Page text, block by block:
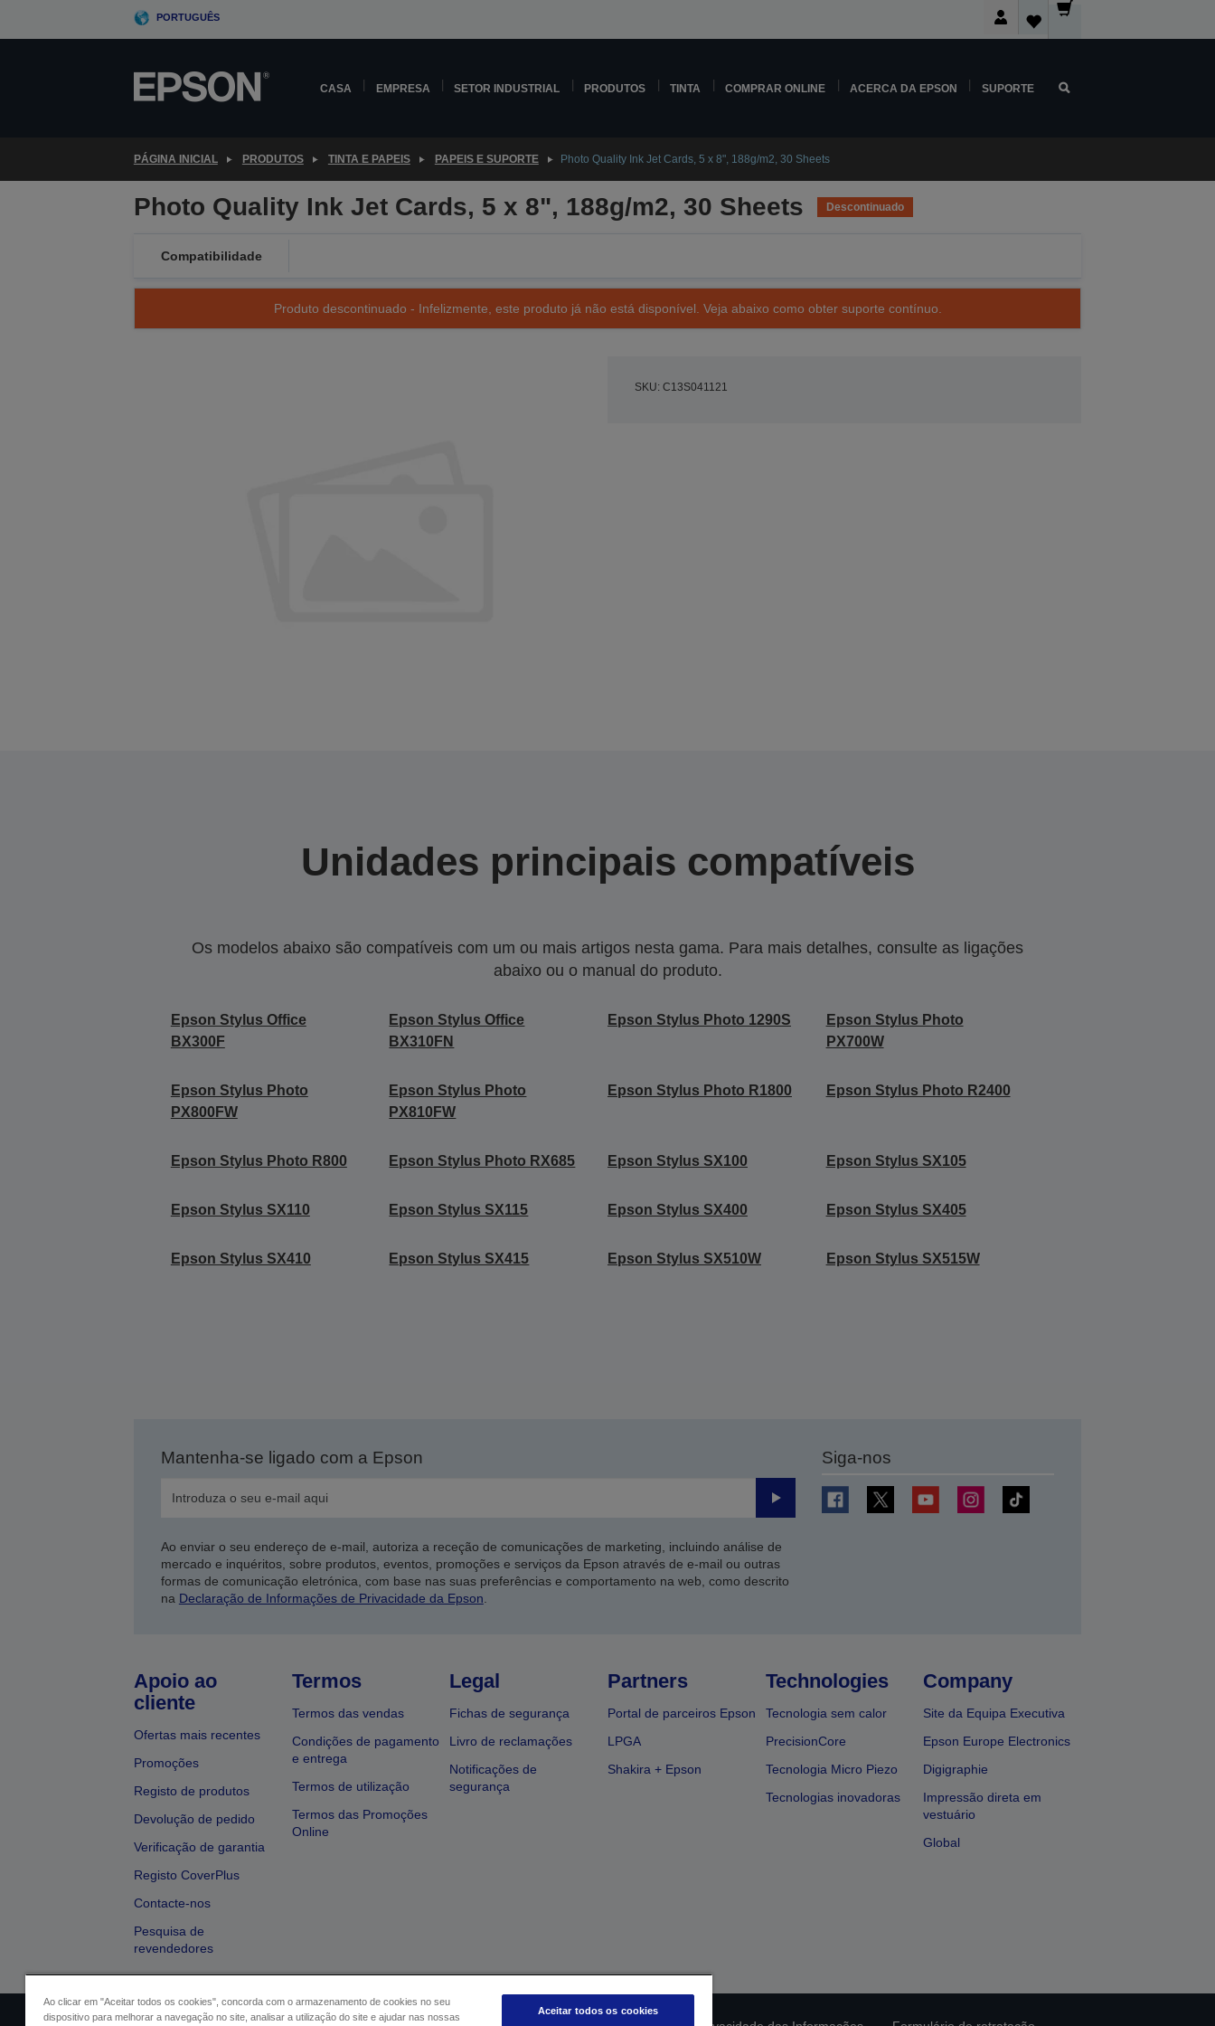
PORTUGUÊS
CASA EMPRESA SETOR INDUSTRIAL PRODUTOS TINTA COMPRAR ONLINE ACERCA DA EPSON SUPORTE
PÁGINA INICIAL PRODUTOS TINTA E PAPEIS PAPEIS E SUPORTE Photo Quality Ink Jet Cards, 5 x 8", 188g/m2, 30 Sheets
Photo Quality Ink Jet Cards, 5 x 8", 188g/m2, 30 Sheets Descontinuado
Compatibilidade
Produto descontinuado - Infelizmente, este produto já não está disponível. Veja abaixo como obter suporte contínuo.
SKU: C13S041121
Unidades principais compatíveis
Os modelos abaixo são compatíveis com um ou mais artigos nesta gama. Para mais detalhes, consulte as ligações
abaixo ou o manual do produto.
Epson Stylus Office
BX300F
Epson Stylus Office
BX310FN
Epson Stylus Photo 1290S
Epson Stylus Photo
PX700W
Epson Stylus Photo
PX800FW
Epson Stylus Photo
PX810FW
Epson Stylus Photo R1800 Epson Stylus Photo R2400
Epson Stylus Photo R800 Epson Stylus Photo RX685 Epson Stylus SX100 Epson Stylus SX105
Epson Stylus SX110 Epson Stylus SX115 Epson Stylus SX400 Epson Stylus SX405
Epson Stylus SX410 Epson Stylus SX415 Epson Stylus SX510W Epson Stylus SX515W
Mantenha-se ligado com a Epson
Enviar
Ao enviar o seu endereço de e-mail, autoriza a receção de comunicações de marketing, incluindo análise de
mercado e inquéritos, sobre produtos, eventos, promoções e serviços da Epson através de e-mail ou outras
formas de comunicação eletrónica, com base nas suas preferências e comportamento na web, como descrito
na Declaração de Informações de Privacidade da Epson
Siga-nos
Apoio ao
cliente
Ofertas mais recentes
Promoções
Registo de produtos
Devolução de pedido
Verificação de garantia
Registo CoverPlus
Contacte-nos
Pesquisa de
revendedores
Termos
Termos das vendas
Condições de pagamento
e entrega
Termos de utilização
Termos das Promoções
Online
Legal
Fichas de segurança
Livro de reclamações
Notificações de
segurança
Partners
Portal de parceiros Epson
LPGA
Shakira + Epson
Technologies
Tecnologia sem calor
PrecisionCore
Tecnologia Micro Piezo
Tecnologias inovadoras
Company
Site da Equipa Executiva
Epson Europe Electronics
Digigraphie
Impressão direta em
vestuário
Global
Ao clicar em "Aceitar todos os cookies", concorda com o armazenamento de cookies no seu
dispositivo para melhorar a navegação no site, analisar a utilização do site e ajudar nas nossas
Aceitar todos os cookies